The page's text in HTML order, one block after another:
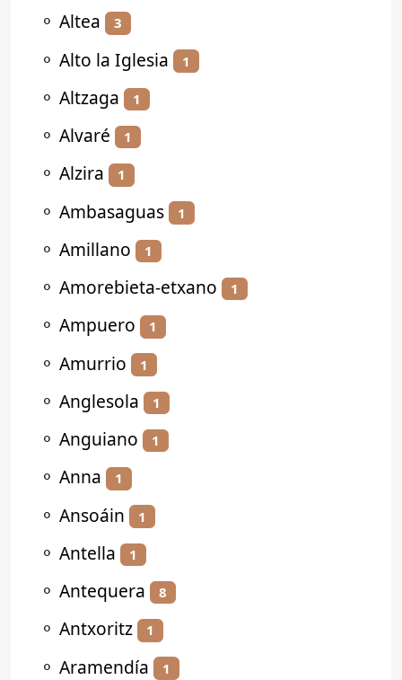
⚬ Altea 3
⚬ Alto la Iglesia 1
⚬ Altzaga 1
⚬ Alvaré 1
⚬ Alzira 1
⚬ Ambasaguas 1
⚬ Amillano 1
⚬ Amorebieta-etxano 1
⚬ Ampuero 1
⚬ Amurrio 1
⚬ Anglesola 1
⚬ Anguiano 1
⚬ Anna 1
⚬ Ansoáin 1
⚬ Antella 1
⚬ Antequera 8
⚬ Antxoritz 1
⚬ Aramendía 1